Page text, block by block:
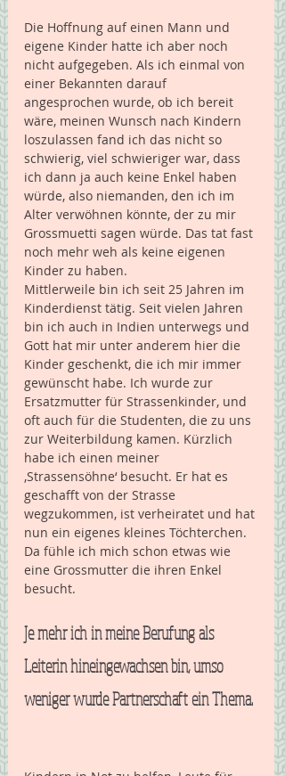
Die Hoffnung auf einen Mann und
eigene Kinder hatte ich aber noch
nicht aufgegeben. Als ich einmal von
einer Bekannten darauf
angesprochen wurde, ob ich bereit
wäre, meinen Wunsch nach Kindern
loszulassen fand ich das nicht so
schwierig, viel schwieriger war, dass
ich dann ja auch keine Enkel haben
würde, also niemanden, den ich im
Alter verwöhnen könnte, der zu mir
Grossmuetti sagen würde. Das tat fast
noch mehr weh als keine eigenen
Kinder zu haben.
Mittlerweile bin ich seit 25 Jahren im
Kinderdienst tätig. Seit vielen Jahren
bin ich auch in Indien unterwegs und
Gott hat mir unter anderem hier die
Kinder geschenkt, die ich mir immer
gewünscht habe. Ich wurde zur
Ersatzmutter für Strassenkinder, und
oft auch für die Studenten, die zu uns
zur Weiterbildung kamen. Kürzlich
habe ich einen meiner
‚Strassensöhne‘ besucht. Er hat es
geschafft von der Strasse
wegzukommen, ist verheiratet und hat
nun ein eigenes kleines Töchterchen.
Da fühle ich mich schon etwas wie
eine Grossmutter die ihren Enkel
besucht.
Je mehr ich in meine Berufung als
Leiterin hineingewachsen bin, umso
weniger wurde Partnerschaft ein Thema.